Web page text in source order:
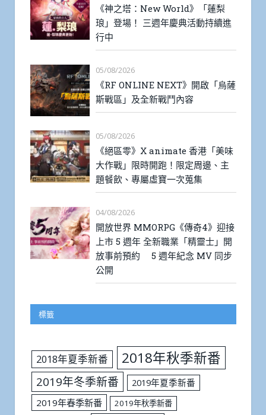
《神之塔：New World》「蓮梨
琅」登場！ 三週年慶典活動持續進
行中
05/08/2026
《RF ONLINE NEXT》開啟「烏薩
斯戰區」及全新戰鬥內容
05/08/2026
《絕區零》X animate 香港「美味
大作戰」限時開跑！限定周邊、主
題餐飲、專屬虛寶一次蒐集
04/08/2026
開放世界 MMORPG《傳奇4》迎接
上市 5 週年 全新職業「精靈士」開
放事前預約 5 週年紀念 MV 同步
公開
標籤
2018年夏季新番 2018年秋季新番
2019年冬季新番
2019年夏季新番
2019年春季新番
2019年秋季新番